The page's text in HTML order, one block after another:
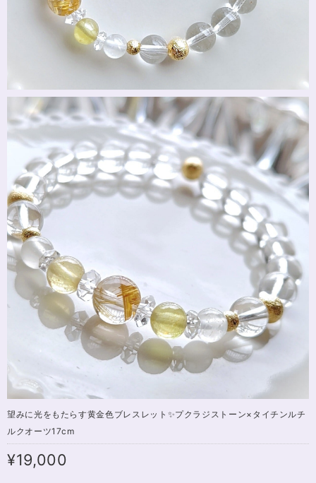
望みに光をもたらす黄金色ブレスレット✨プクラジストーン×タイチンルチ
ルクオーツ17cm
¥19,000